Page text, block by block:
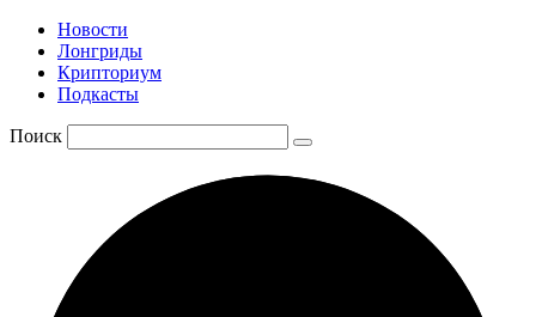
Новости
Лонгриды
Крипториум
Подкасты
Поиск